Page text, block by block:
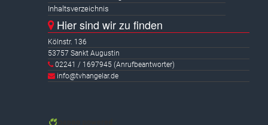
Inhaltsverzeichnis
Hier sind wir zu finden
Kölnstr. 136
53757 Sankt Augustin
02241 / 1697945 (Anrufbeantworter)
info@tvhangelar.de